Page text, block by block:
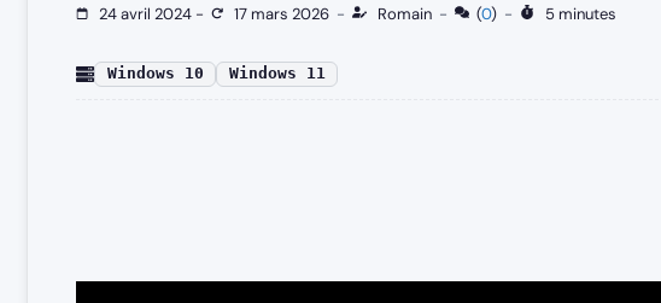
24 avril 2024 - 17 mars 2026 - Romain - (0) - 5 minutes
Windows 10 Windows 11